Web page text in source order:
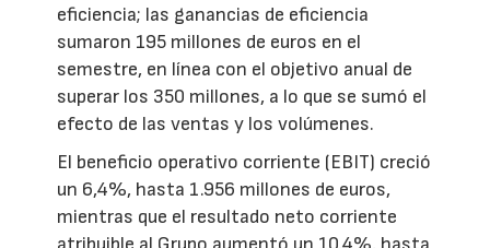
eficiencia; las ganancias de eficiencia
sumaron 195 millones de euros en el
semestre, en línea con el objetivo anual de
superar los 350 millones, a lo que se sumó el
efecto de las ventas y los volúmenes.
El beneficio operativo corriente (EBIT) creció
un 6,4%, hasta 1.956 millones de euros,
mientras que el resultado neto corriente